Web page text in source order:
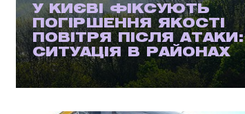
У КИЄВІ ФІКСУЮТЬ
ПОГІРШЕННЯ ЯКОСТІ
ПОВІТРЯ ПІСЛЯ АТАКИ:
СИТУАЦІЯ В РАЙОНАХ